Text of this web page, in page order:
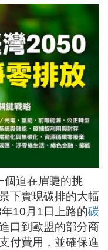
個迫在眉睫的挑
下實現碳排的大幅
年10 月 1 日上路的碳
口到歐盟的部分商
付費用，並確保進